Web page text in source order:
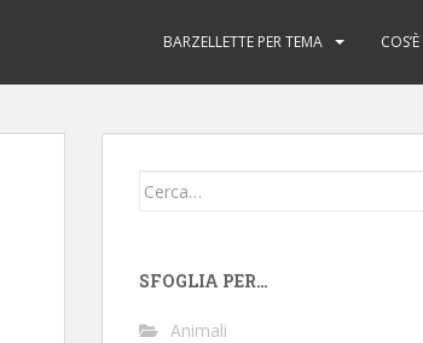
BARZELLETTE PER TEMA
Cerca:
SFOGLIA PER…
Animali